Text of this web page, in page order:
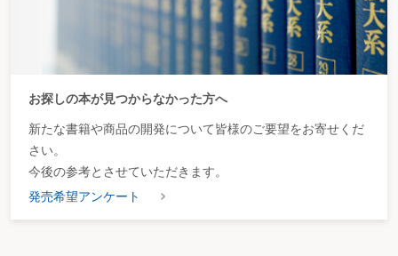
お探しの本が見つからなかった方へ
新たな書籍や商品の開発について皆様のご要望をお寄せくだ
さい。
今後の参考とさせていただきます。
発売希望アンケート